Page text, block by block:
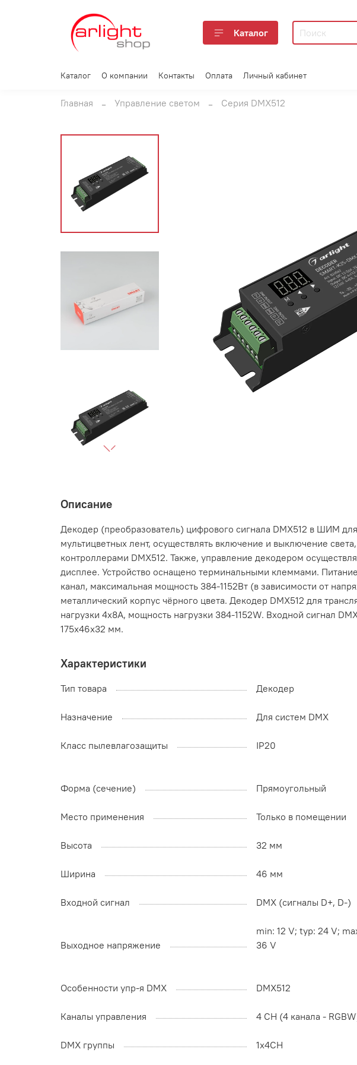
Каталог
Каталог О компании Контакты Оплата Личный кабинет
Главная Управление светом Серия DMX512
Описание
Декодер (преобразователь) цифрового сигнала DMX512 в ШИМ
мультицветных лент, осуществлять включение и выключение
контроллерами DMX512. Также, управление декодером
дисплее. Устройство оснащено терминальными клеммами.
канал, максимальная мощность 384-1152Вт (в зависимости от
металлический корпус чёрного цвета. Декодер DMX512 для
нагрузки 4x8A, мощность нагрузки 384-1152W. Входной сигнал
175х46х32 мм.
Характеристики
Тип товара Декодер
Назначение Для систем DMX
Класс пылевлагозащиты IP20
Форма (сечение) Прямоугольный
Место применения Только в помещении
Высота 32 мм
Ширина 46 мм
Входной сигнал DMX (сигналы D+, D-)
Выходное напряжение
min: 12 V; typ: 24 V;
36 V
Особенности упр-я DMX DMX512
Каналы управления 4 CH (4 канала -
DMX группы 1x4CH